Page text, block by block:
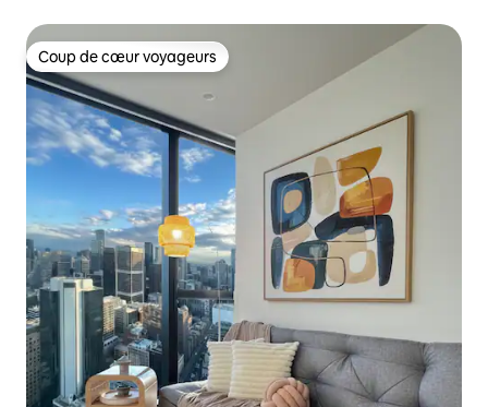
Coup de cœur voyageurs
Coup de cœur voyageurs